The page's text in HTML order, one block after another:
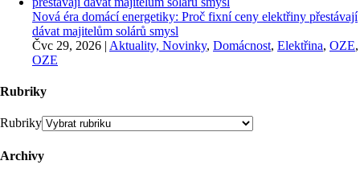
Nová éra domácí energetiky: Proč fixní ceny elektřiny přestávají
dávat majitelům solárů smysl
Čvc 29, 2026 | Aktuality, Novinky, Domácnost, Elektřina, OZE,
OZE
Rubriky
Rubriky
Archivy